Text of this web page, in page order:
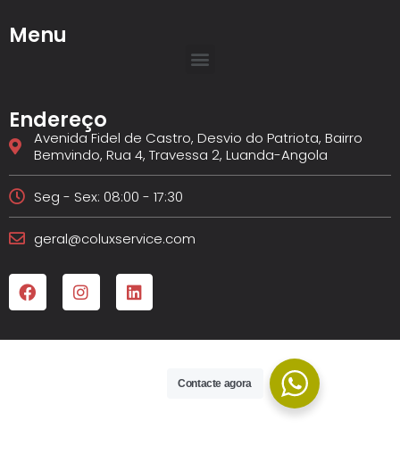
Menu
Endereço
Avenida Fidel de Castro, Desvio do Patriota, Bairro
Bemvindo, Rua 4, Travessa 2, Luanda-Angola
Seg - Sex: 08:00 - 17:30
geral@coluxservice.com
Contacte agora